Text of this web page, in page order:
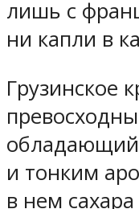
лишь с
ни капли в
Грузинское
обладающий
и тонким
в нем